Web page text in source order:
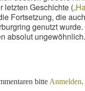
letzten Geschichte (
Fortsetzung, die
genutzt
absolut
der Schuh passt...
bitte Anmelden.